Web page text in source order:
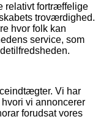
relativt fortræffelige
troværdighed.
hvor folk kan
service, som
Vi har
vi annoncerer
forudsat vores